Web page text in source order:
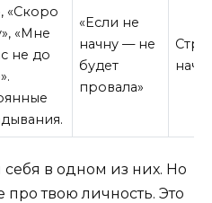
«Скоро
«Мне
не до
«Если не
начну — не
будет
провала»
себя в одном из них. Но
про твою личность. Это